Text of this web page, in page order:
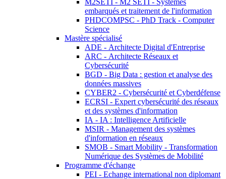
M2SETI - M2 SETI - Systèmes
embarqués et traitement de l'information
PHDCOMPSC - PhD Track - Computer
Science
Mastère spécialisé
ADE - Architecte Digital d'Entreprise
ARC - Architecte Réseaux et
Cybersécurité
BGD - Big Data : gestion et analyse des
données massives
CYBER2 - Cybersécurité et Cyberdéfense
ECRSI - Expert cybersécurité des réseaux
et des systèmes d'information
IA - IA : Intelligence Artificielle
MSIR - Management des systèmes
d'information en réseaux
SMOB - Smart Mobility - Transformation
Numérique des Systèmes de Mobilité
Programme d'échange
PEI - Echange international non diplomant